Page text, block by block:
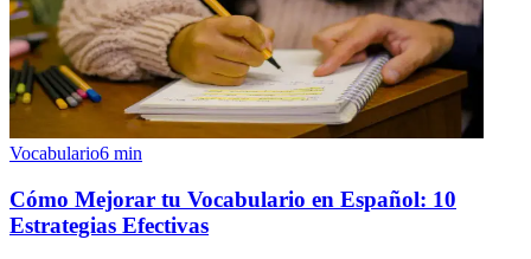
Vocabulario6 min
Cómo Mejorar tu Vocabulario en Español: 10
Estrategias Efectivas